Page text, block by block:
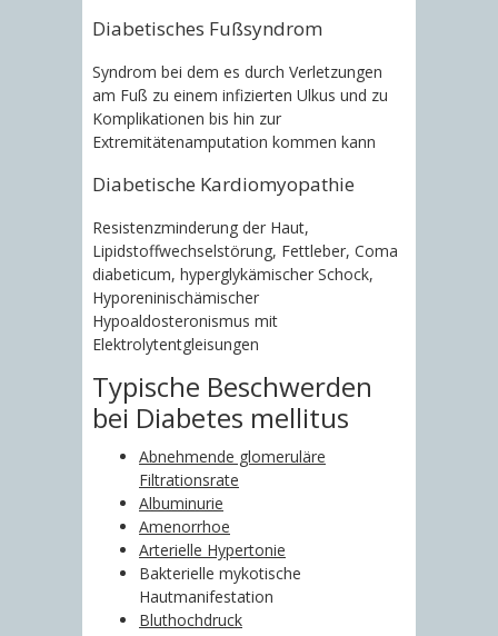
Diabetisches Fußsyndrom
Syndrom bei dem es durch Verletzungen
am Fuß zu einem infizierten Ulkus und zu
Komplikationen bis hin zur
Extremitätenamputation kommen kann
Diabetische Kardiomyopathie
Resistenzminderung der Haut,
Lipidstoffwechselstörung, Fettleber, Coma
diabeticum, hyperglykämischer Schock,
Hyporeninischämischer
Hypoaldosteronismus mit
Elektrolytentgleisungen
Typische Beschwerden
bei Diabetes mellitus
Abnehmende glomeruläre
Filtrationsrate
Albuminurie
Amenorrhoe
Arterielle Hypertonie
Bakterielle mykotische
Hautmanifestation
Bluthochdruck